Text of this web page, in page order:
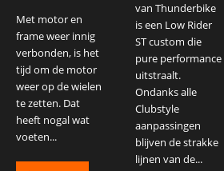
Met motor en
frame weer innig
verbonden, is het
tijd om de motor
weer op de wielen
te zetten. Dat
heeft nogal wat
voeten...
van Thunderbike
is een Low Rider
ST custom die
pure performance
uitstraalt.
Ondanks alle
Clubstyle
aanpassingen
blijven de strakke
lijnen van de...